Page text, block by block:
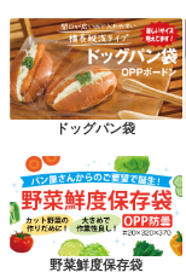
ドッグパン袋
野菜鮮度保存袋